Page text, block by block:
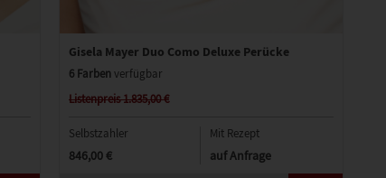
Gisela Mayer Duo Como Deluxe Perücke
6 Farbenverfügbar
Listenpreis 1.835,00 €
Selbstzahler
846,00 €
Mit Rezept
auf Anfrage